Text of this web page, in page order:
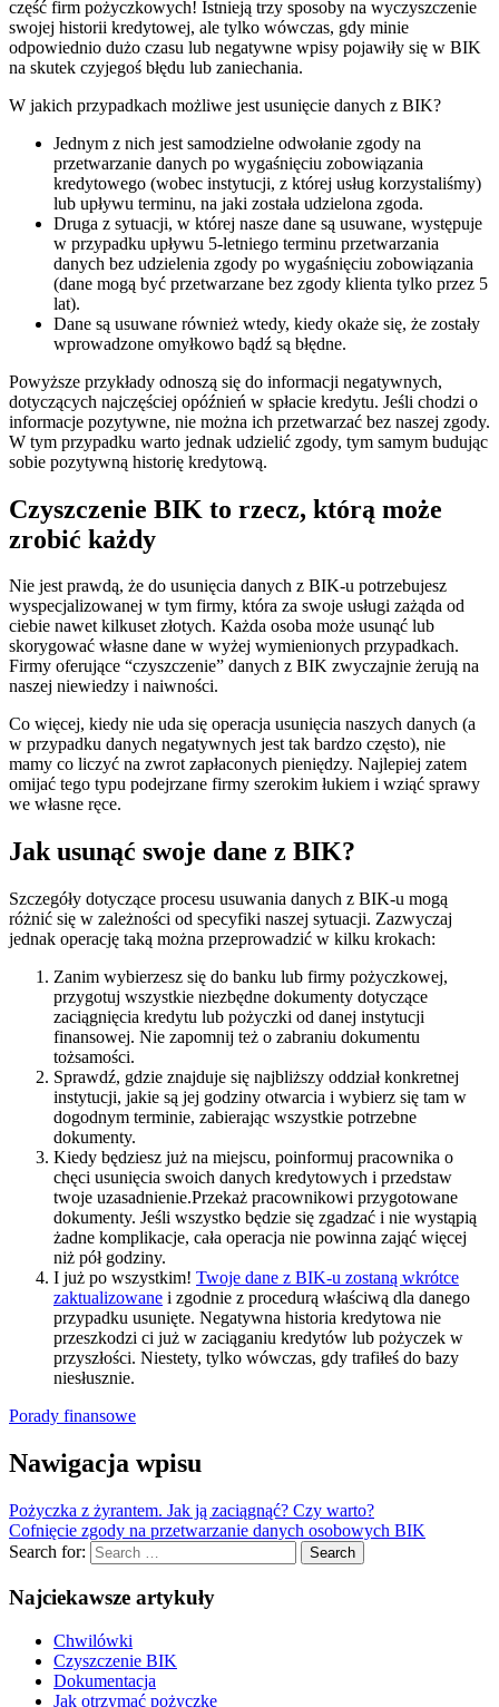
część firm pożyczkowych! Istnieją trzy sposoby na wyczyszczenie
swojej historii kredytowej, ale tylko wówczas, gdy minie
odpowiednio dużo czasu lub negatywne wpisy pojawiły się w BIK
na skutek czyjegoś błędu lub zaniechania.
W jakich przypadkach możliwe jest usunięcie danych z BIK?
Jednym z nich jest samodzielne odwołanie zgody na
przetwarzanie danych po wygaśnięciu zobowiązania
kredytowego (wobec instytucji, z której usług korzystaliśmy)
lub upływu terminu, na jaki została udzielona zgoda.
Druga z sytuacji, w której nasze dane są usuwane, występuje
w przypadku upływu 5-letniego terminu przetwarzania
danych bez udzielenia zgody po wygaśnięciu zobowiązania
(dane mogą być przetwarzane bez zgody klienta tylko przez 5
lat).
Dane są usuwane również wtedy, kiedy okaże się, że zostały
wprowadzone omyłkowo bądź są błędne.
Powyższe przykłady odnoszą się do informacji negatywnych,
dotyczących najczęściej opóźnień w spłacie kredytu. Jeśli chodzi o
informacje pozytywne, nie można ich przetwarzać bez naszej zgody.
W tym przypadku warto jednak udzielić zgody, tym samym budując
sobie pozytywną historię kredytową.
Czyszczenie BIK to rzecz, którą może
zrobić każdy
Nie jest prawdą, że do usunięcia danych z BIK-u potrzebujesz
wyspecjalizowanej w tym firmy, która za swoje usługi zażąda od
ciebie nawet kilkuset złotych. Każda osoba może usunąć lub
skorygować własne dane w wyżej wymienionych przypadkach.
Firmy oferujące “czyszczenie” danych z BIK zwyczajnie żerują na
naszej niewiedzy i naiwności.
Co więcej, kiedy nie uda się operacja usunięcia naszych danych (a
w przypadku danych negatywnych jest tak bardzo często), nie
mamy co liczyć na zwrot zapłaconych pieniędzy. Najlepiej zatem
omijać tego typu podejrzane firmy szerokim łukiem i wziąć sprawy
we własne ręce.
Jak usunąć swoje dane z BIK?
Szczegóły dotyczące procesu usuwania danych z BIK-u mogą
różnić się w zależności od specyfiki naszej sytuacji. Zazwyczaj
jednak operację taką można przeprowadzić w kilku krokach:
Zanim wybierzesz się do banku lub firmy pożyczkowej,
przygotuj wszystkie niezbędne dokumenty dotyczące
zaciągnięcia kredytu lub pożyczki od danej instytucji
finansowej. Nie zapomnij też o zabraniu dokumentu
tożsamości.
Sprawdź, gdzie znajduje się najbliższy oddział konkretnej
instytucji, jakie są jej godziny otwarcia i wybierz się tam w
dogodnym terminie, zabierając wszystkie potrzebne
dokumenty.
Kiedy będziesz już na miejscu, poinformuj pracownika o
chęci usunięcia swoich danych kredytowych i przedstaw
twoje uzasadnienie.Przekaż pracownikowi przygotowane
dokumenty. Jeśli wszystko będzie się zgadzać i nie wystąpią
żadne komplikacje, cała operacja nie powinna zająć więcej
niż pół godziny.
I już po wszystkim! Twoje dane z BIK-u zostaną wkrótce
zaktualizowane i zgodnie z procedurą właściwą dla danego
przypadku usunięte. Negatywna historia kredytowa nie
przeszkodzi ci już w zaciąganiu kredytów lub pożyczek w
przyszłości. Niestety, tylko wówczas, gdy trafiłeś do bazy
niesłusznie.
Porady finansowe
Nawigacja wpisu
Pożyczka z żyrantem. Jak ją zaciągnąć? Czy warto?
Cofnięcie zgody na przetwarzanie danych osobowych BIK
Search for:
Search
Najciekawsze artykuły
Chwilówki
Czyszczenie BIK
Dokumentacja
Jak otrzymać pożyczkę